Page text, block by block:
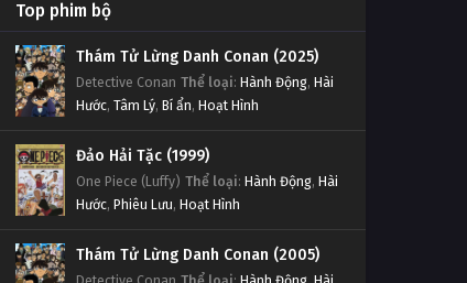
Top phim bộ
Thám Tử Lừng Danh Conan (2025)
Detective Conan Thể loại: Hành Động, Hài
Hước, Tâm Lý, Bí ẩn, Hoạt Hình
Đảo Hải Tặc (1999)
One Piece (Luffy) Thể loại: Hành Động, Hài
Hước, Phiêu Lưu, Hoạt Hình
Thám Tử Lừng Danh Conan (2005)